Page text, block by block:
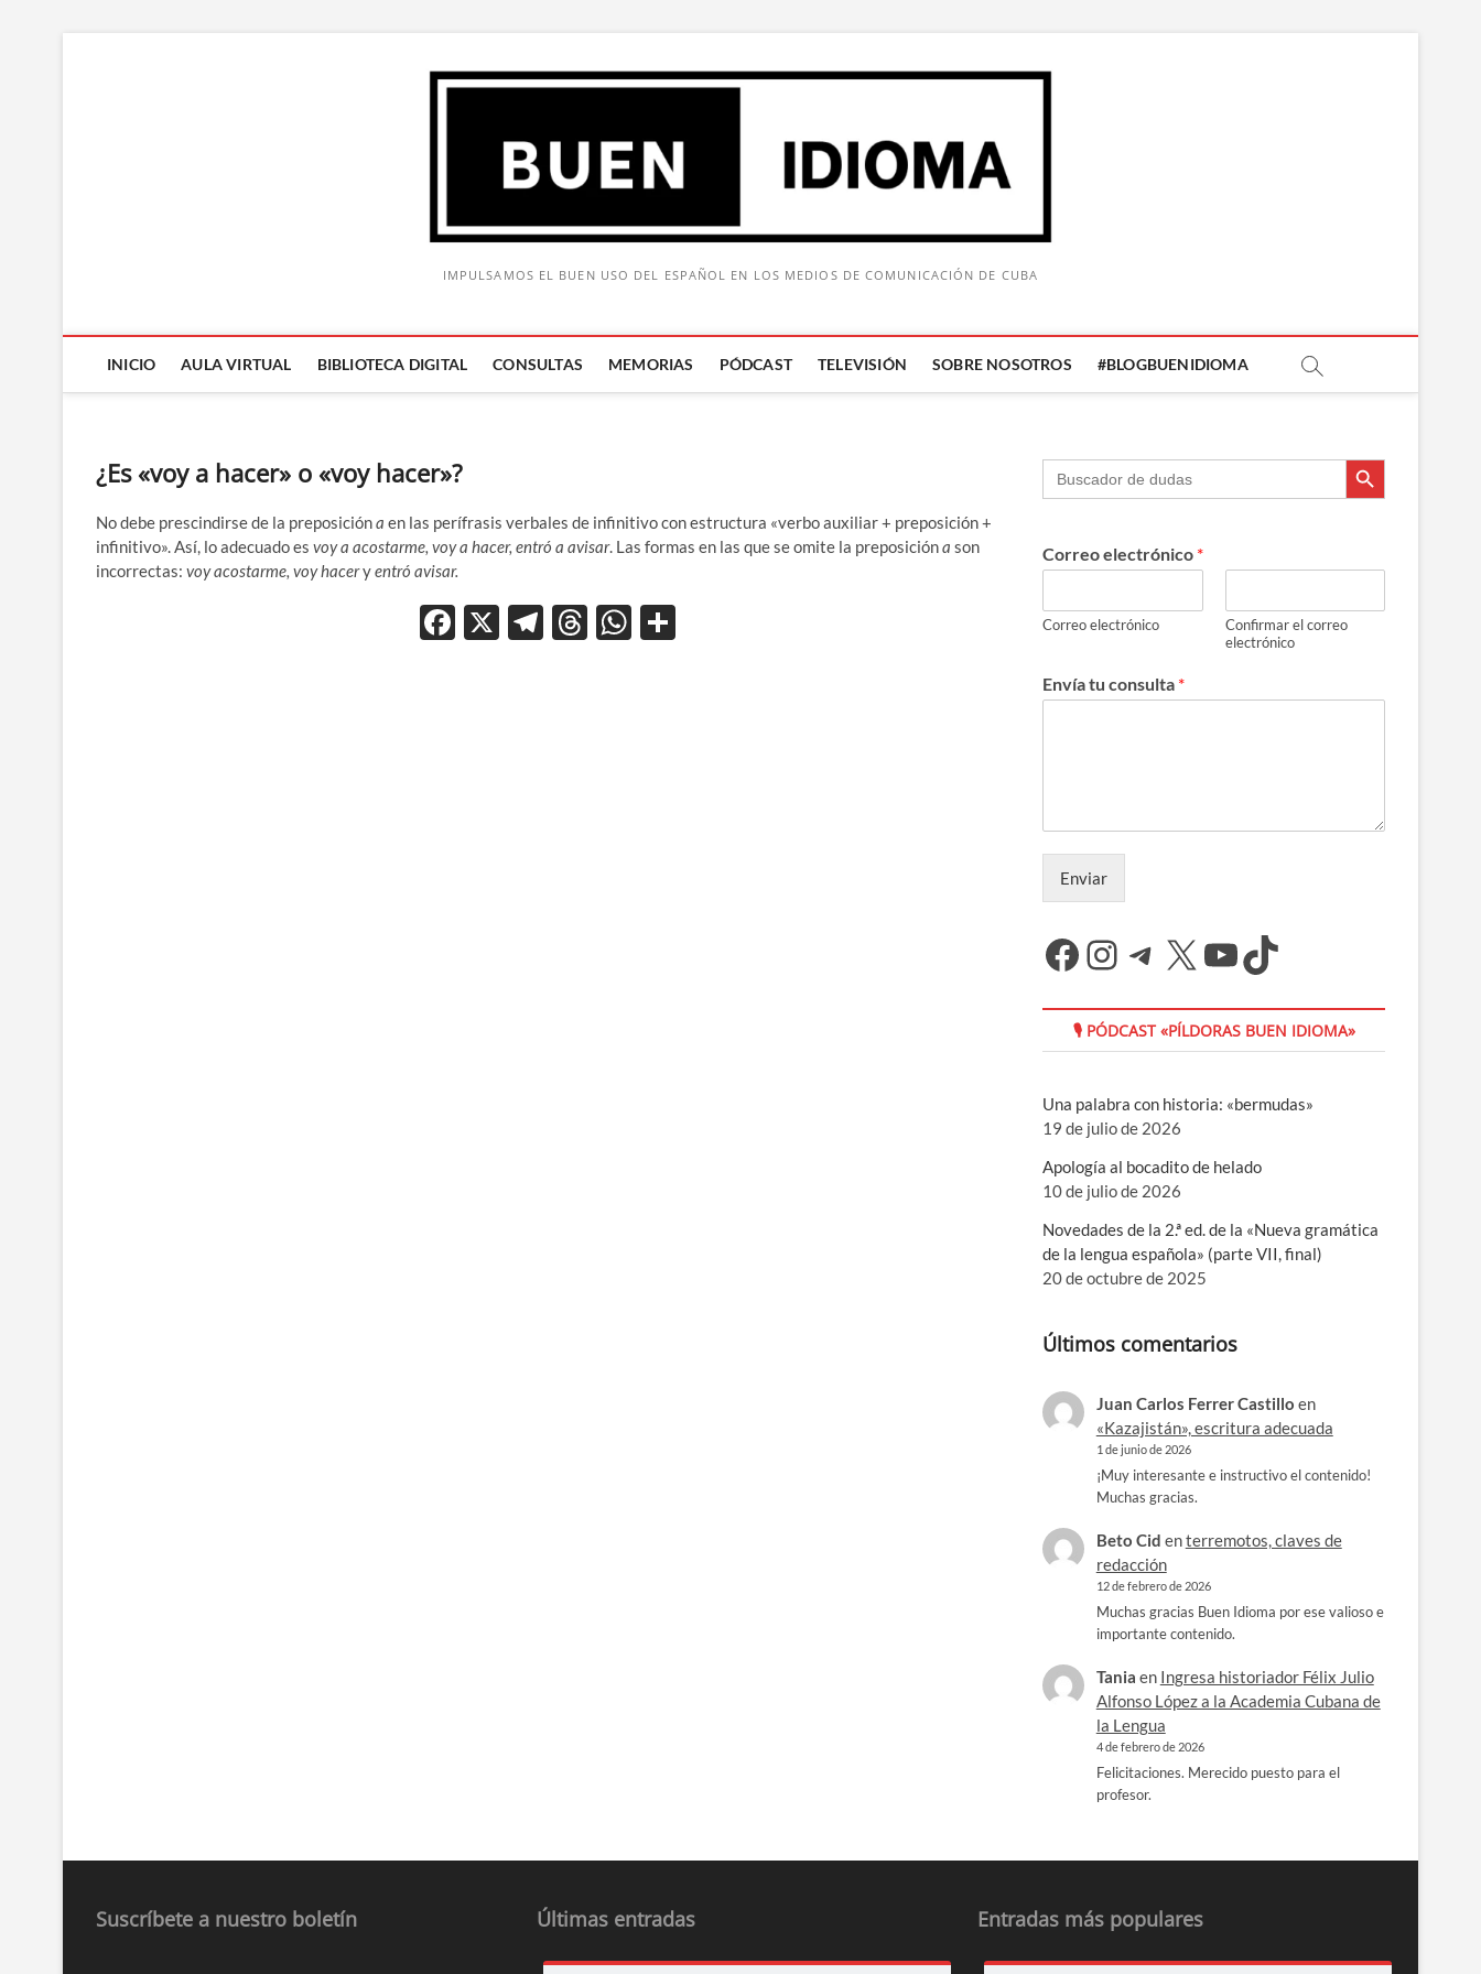
IMPULSAMOS EL BUEN USO DEL ESPAÑOL EN LOS MEDIOS DE COMUNICACIÓN DE CUBA
INICIO AULA VIRTUAL BIBLIOTECA DIGITAL CONSULTAS MEMORIAS PÓDCAST TELEVISIÓN SOBRE NOSOTROS #BLOGBUENIDIOMA
Buscar: Botón de búsqueda
¿Es «voy a hacer» o «voy hacer»?
No debe prescindirse de la preposicióna en las perífrasis verbales de infinitivo con estructura «verbo auxiliar + preposición +
infinitivo». Así, lo adecuado es voy a acostarme, voy a hacer, entró a avisar. Las formas en las que se omite la preposicióna son
incorrectas: voy acostarme, voy haceryentró avisar.
F
X T T W
Buscar: Botón de búsqueda
Correo electrónico *
Correo electrónico
Confirmar el correo
electrónico
Envía tu consulta *
Enviar
Facebook
Instagram
Telegram
X YouTube
TikTok
🎙 PÓDCAST «PÍLDORAS BUEN IDIOMA»
Una palabra con historia: «bermudas»
19 de julio de 2026
Apología al bocadito de helado
10 de julio de 2026
Novedades de la 2.ª ed. de la «Nueva gramática
de la lengua española» (parte VII, final)
20 de octubre de 2025
Últimos comentarios
Juan Carlos Ferrer Castillo en
«Kazajistán», escritura adecuada
1 de junio de 2026
¡Muy interesante e instructivo el contenido!
Muchas gracias.
Beto Cid enterremotos, claves de
redacción
12 de febrero de 2026
Muchas gracias Buen Idioma por ese valioso e
importante contenido.
Tania en Ingresa historiador Félix Julio
Alfonso López a la Academia Cubana de
la Lengua
4 de febrero de 2026
Felicitaciones. Merecido puesto para el
profesor.
Suscríbete a nuestro boletín Últimas entradas Entradas más populares